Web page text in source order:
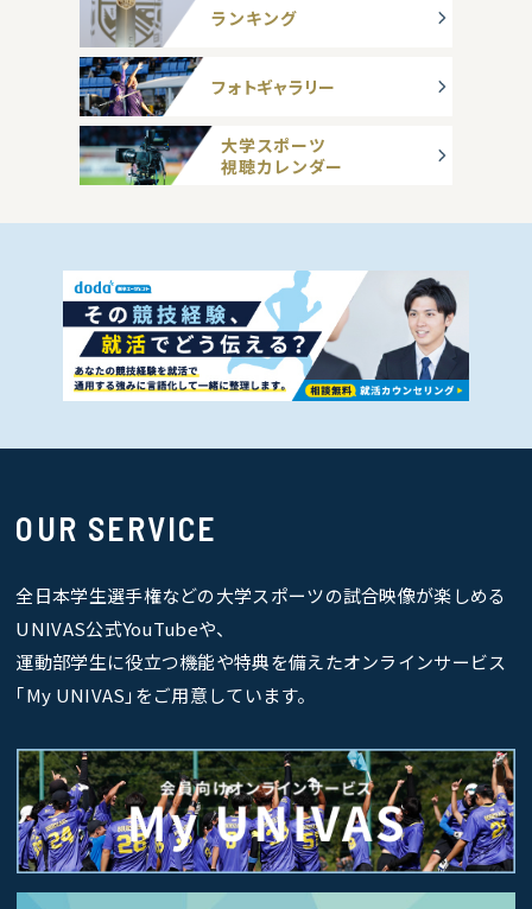
ランキング
フォトギャラリー
大学スポーツ
視聴カレンダー
OUR SERVICE
全日本学生選手権などの大学スポーツの試合映像が楽しめる
UNIVAS公式YouTubeや、
運動部学生に役立つ機能や特典を備えたオンラインサービス
｢My UNIVAS｣をご用意しています。